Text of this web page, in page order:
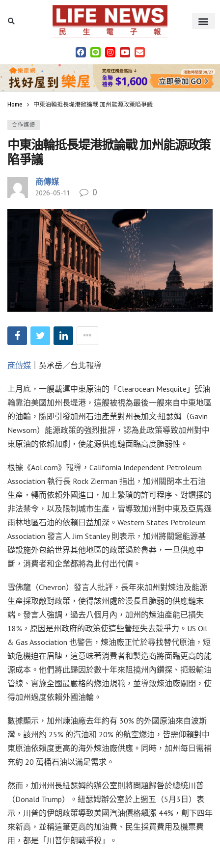
Home 中東油輪抵長堤港掀論戰 加州能源政策陷爭議
合作媒體
中東油輪抵長堤港掀論戰 加州能源政策
陷爭議
商傳媒
2026-05-11 0
商傳媒 ｜吳承岳／台北報導
上月底，一艘載運中東原油的「Clearocean Mesquite」號油
輪靠泊美國加州長堤港，這艘被視為最後一艘來自中東地區
的油輪，隨即引發加州石油產業對州長加文·紐瑟姆（Gavin
Newsom）能源政策的強烈批評，認為此政策導致加州對中
東原油的依賴加劇，使能源供應鏈面臨高度脆弱性。
根據《Aol.com》報導，California Independent Petroleum
Association 執行長 Rock Zierman 指出，加州關閉本土石油
生產，轉而依賴外國進口，加上繁瑣的許可程序、對鑽探的
非法禁令，以及限制城市生產，皆導致加州對中東及亞馬遜
雨林地區石油的依賴日益加深。Western States Petroleum
Association 發言人 Jim Stanley 則表示，加州將關鍵能源基
礎設施外包給世界其他地區的政策過於魯莽，一旦供應中
斷，消費者和企業都將為此付出代價。
雪佛龍（Chevron）發言人批評，長年來加州對煉油及能源
生產採取敵對政策，使得該州處於漫長且脆弱的供應鏈末
端。發言人強調，過去八個月內，加州的煉油產能已損失
18%，原因是州政府的政策使這些營運失去競爭力。US Oil
& Gas Association 也警告，煉油廠正忙於尋找替代原油，短
缺危機迫在眉睫，這意味著消費者和製造商將面臨更高的能
源成本。他們將此歸因於數十年來阻撓州內鑽探、扼殺輸油
管線、實施全國最嚴格的燃油規範，並導致煉油廠關閉，使
得加州過度依賴外國油輪。
數據顯示，加州煉油廠去年約有 30% 的外國原油來自波斯
灣。該州約 25% 的汽油和 20% 的航空燃油，皆需仰賴對中
東原油依賴度更高的海外煉油廠供應。同時，加州每日需補
充約 20 萬桶石油以滿足需求。
然而，加州州長紐瑟姆的辦公室則將問題歸咎於總統川普
（Donald Trump）。紐瑟姆辦公室於上週五（5月3日）表
示，川普的伊朗政策導致美國汽油價格飆漲 44%，創下四年
來新高，並稱這筆更高的加油費、民生採買費用及機票費
用，都是「川普伊朗戰爭稅」。